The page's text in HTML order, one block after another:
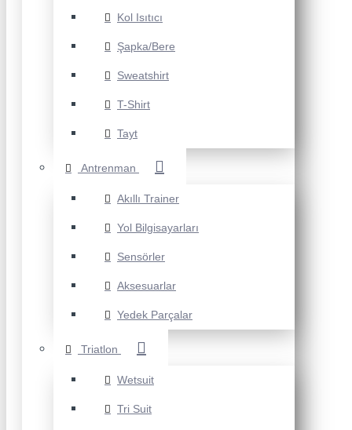
Kol Isıtıcı
Şapka/Bere
Sweatshirt
T-Shirt
Tayt
Antrenman
Akıllı Trainer
Yol Bilgisayarları
Sensörler
Aksesuarlar
Yedek Parçalar
Triatlon
Wetsuit
Tri Suit